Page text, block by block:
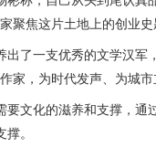
聚焦这片土地上的创业
一支优秀的文学汉军
家，为时代发声、为城市
化的滋养和支撑，通
。